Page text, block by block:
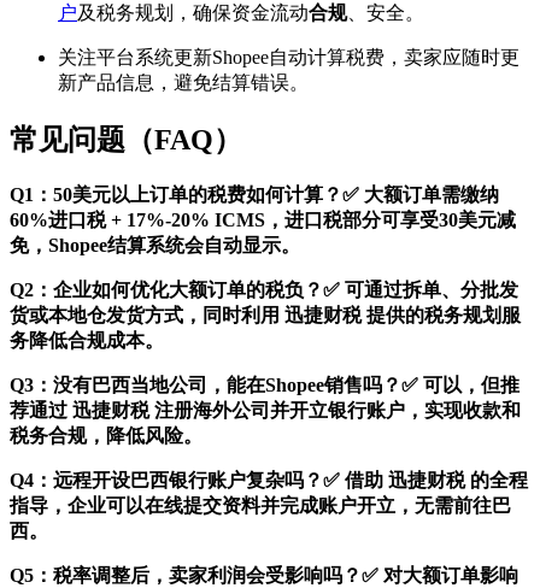
户及税务规划，确保资金流动合规、安全。
关注平台系统更新Shopee自动计算税费，卖家应随时更
新产品信息，避免结算错误。
常见问题（FAQ）
Q1：50美元以上订单的税费如何计算？✅ 大额订单需缴纳
60%进口税 + 17%-20% ICMS，进口税部分可享受30美元减
免，Shopee结算系统会自动显示。
Q2：企业如何优化大额订单的税负？✅ 可通过拆单、分批发
货或本地仓发货方式，同时利用 迅捷财税 提供的税务规划服
务降低合规成本。
Q3：没有巴西当地公司，能在Shopee销售吗？✅ 可以，但推
荐通过 迅捷财税 注册海外公司并开立银行账户，实现收款和
税务合规，降低风险。
Q4：远程开设巴西银行账户复杂吗？✅ 借助 迅捷财税 的全程
指导，企业可以在线提交资料并完成账户开立，无需前往巴
西。
Q5：税率调整后，卖家利润会受影响吗？✅ 对大额订单影响